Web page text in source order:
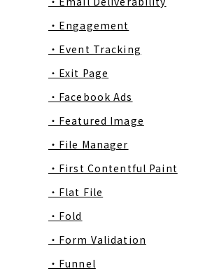
・Engagement
・Event Tracking
・Exit Page
・Facebook Ads
・Featured Image
・File Manager
・First Contentful Paint
・Flat File
・Fold
・Form Validation
・Funnel